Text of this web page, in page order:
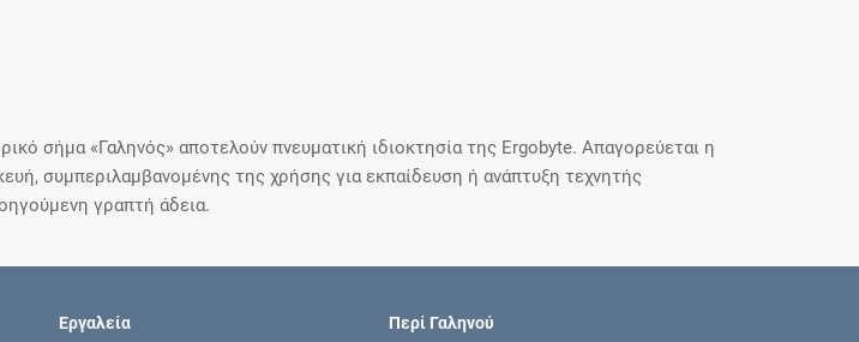
σήμα «Γαληνός» αποτελούν πνευματική ιδιοκτησία της Ergobyte. Απαγορεύεται η
συμπεριλαμβανομένης της χρήσης για εκπαίδευση ή ανάπτυξη τεχνητής
γραπτή άδεια.
Εργαλεία Περί Γαληνού